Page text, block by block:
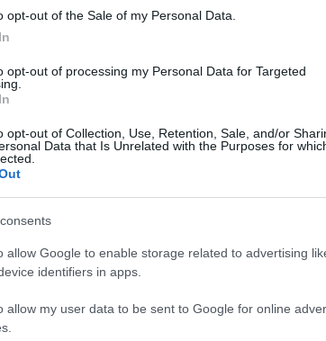
opt-out of the Sale of my Personal Data.
opt-out of processing my Personal Data for Targeted
opt-out of Collection, Use, Retention, Sale, and/or
Data that Is Unrelated with the Purposes for
allow Google to enable storage related to advertising
identifiers in apps.
allow my user data to be sent to Google for online
kommunikációs és interperszonális
környezetére is pozitív hatást gyakorol,
gazdagításához.
és viselkedésminták meghatározóak
hogy hogyan látjuk a világot, hogyan
kapcsolatainkat. A személyiségfejlesztés